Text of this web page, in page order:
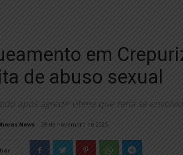
em
de abuso sexual
após agredir vítima que teria se
News 29 de novembro de 2025